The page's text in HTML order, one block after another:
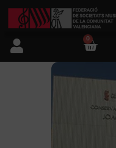
FSMCV
0